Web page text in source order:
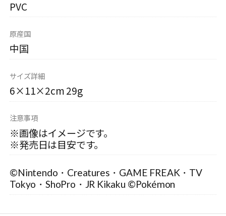
PVC
原産国
中国
サイズ詳細
6×11×2cm 29g
注意事項
※画像はイメージです。
※発売日は目安です。
©Nintendo・Creatures・GAME FREAK・TV
Tokyo・ShoPro・JR Kikaku ©Pokémon